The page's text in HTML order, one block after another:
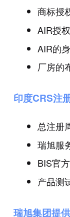
商标授
AIR授
AIR的
厂房的
印度CRS注
总注册
瑞旭服
BIS官
产品测
瑞旭集团提